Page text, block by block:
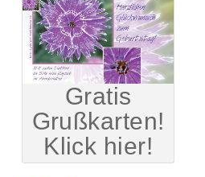
Gratis
Grußkarten!
Klick hier!